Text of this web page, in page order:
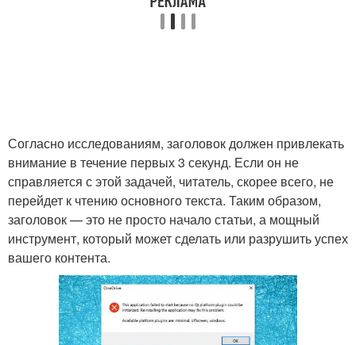
Согласно исследованиям, заголовок должен привлекать
внимание в течение первых 3 секунд. Если он не
справляется с этой задачей, читатель, скорее всего, не
перейдет к чтению основного текста. Таким образом,
заголовок — это не просто начало статьи, а мощный
инструмент, который может сделать или разрушить успех
вашего контента.